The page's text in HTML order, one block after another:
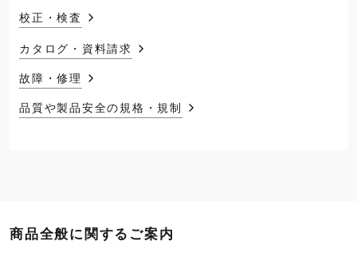
校正・検査
カタログ・資料請求
故障・修理
品質や製品安全の規格・規制
商品全般に関するご案内